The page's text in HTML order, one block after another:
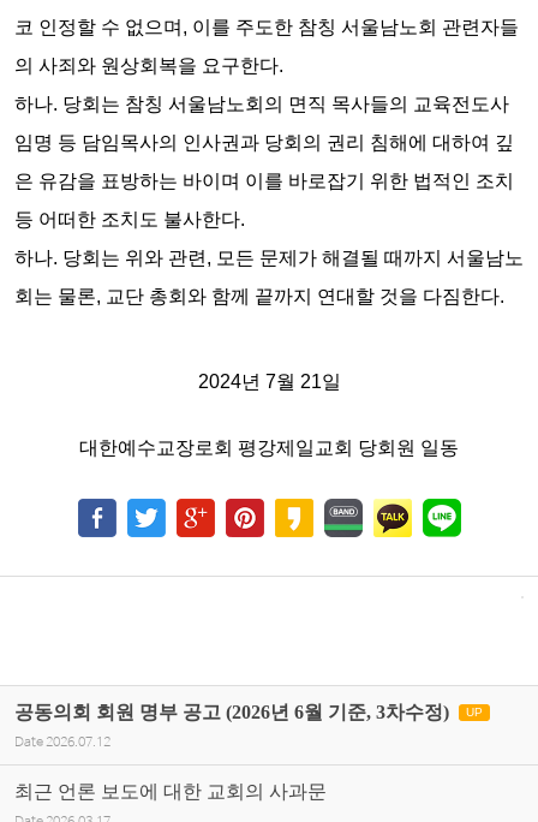
코 인정할 수 없으며, 이를 주도한 참칭 서울남노회 관련자들
의 사죄와 원상회복을 요구한다.
하나. 당회는 참칭 서울남노회의 면직 목사들의 교육전도사
임명 등 담임목사의 인사권과 당회의 권리 침해에 대하여 깊
은 유감을 표방하는 바이며 이를 바로잡기 위한 법적인 조치
등 어떠한 조치도 불사한다.
하나. 당회는 위와 관련, 모든 문제가 해결될 때까지 서울남노
회는 물론, 교단 총회와 함께 끝까지 연대할 것을 다짐한다.
2024년 7월 21일
대한예수교장로회 평강제일교회 당회원 일동
공동의회 회원 명부 공고 (2026년 6월 기준, 3차수정) UP
Date 2026.07.12
최근 언론 보도에 대한 교회의 사과문